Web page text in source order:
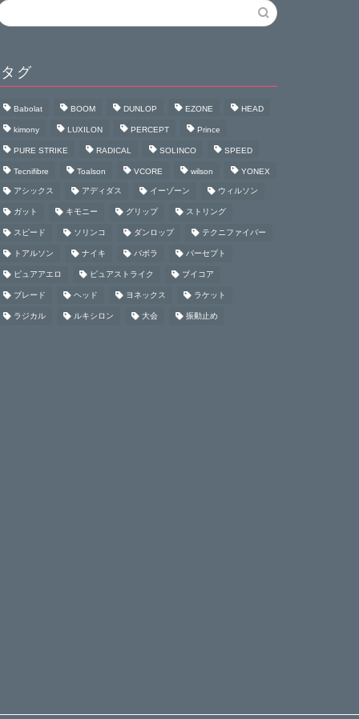
タグ
Babolat BOOM DUNLOP EZONE HEAD
kimony LUXILON PERCEPT Prince
PURE STRIKE RADICAL SOLINCO SPEED
Tecnifibre Toalson VCORE wilson YONEX
アシックス アディダス イーゾーン ウィルソン
ガット キモニー グリップ ストリング
スピード ソリンコ ダンロップ テクニファイバー
トアルソン ナイキ バボラ パーセプト
ピュアアエロ ピュアストライク ブイコア
ブレード ヘッド ヨネックス ラケット
ラジカル ルキシロン 大会 振動止め